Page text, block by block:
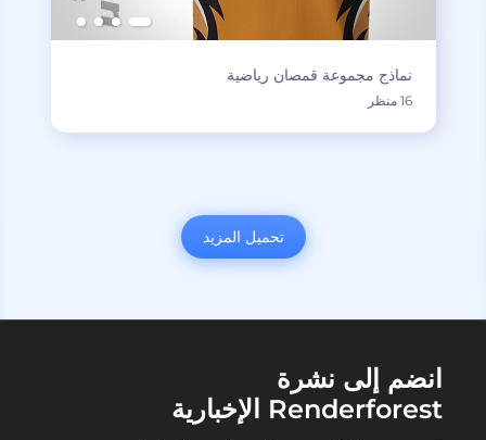
نماذج مجموعة قمصان رياضية
16 منظر
تحميل المزيد
انضم إلى نشرة
Renderforest الإخبارية